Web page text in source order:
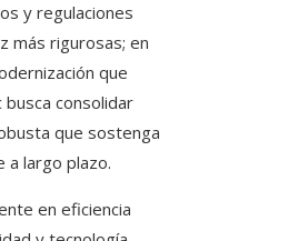
y regulaciones
más rigurosas; en
que
busca consolidar
que sostenga
a largo plazo.
en eficiencia